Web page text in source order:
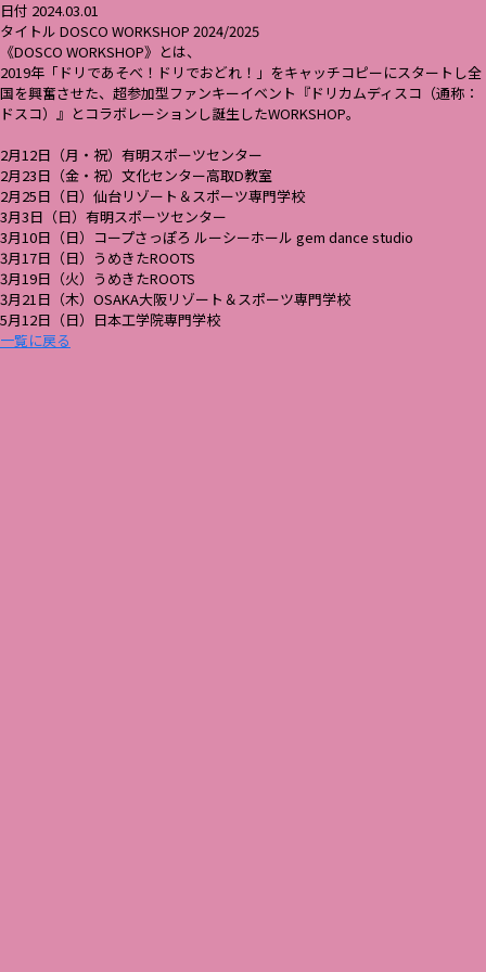
日付 2024.03.01
タイトル DOSCO WORKSHOP 2024/2025
《DOSCO WORKSHOP》とは、
2019年「ドリであそべ！ドリでおどれ！」をキャッチコピーにスタートし全
国を興奮させた、超参加型ファンキーイベント『ドリカムディスコ（通称：
ドスコ）』とコラボレーションし誕生したWORKSHOP。
2月12日（月・祝）有明スポーツセンター
2月23日（金・祝）文化センター高取D教室
2月25日（日）仙台リゾート＆スポーツ専門学校
3月3日（日）有明スポーツセンター
3月10日（日）コープさっぽろ ルーシーホール gem dance studio
3月17日（日）うめきたROOTS
3月19日（火）うめきたROOTS
3月21日（木）OSAKA大阪リゾート＆スポーツ専門学校
5月12日（日）日本工学院専門学校
一覧に戻る